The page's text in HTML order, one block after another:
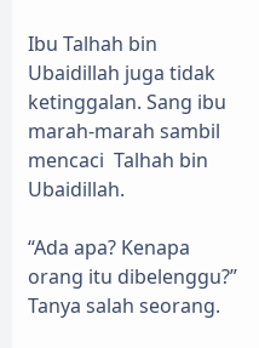
Ibu Talhah bin
Ubaidillah juga tidak
ketinggalan. Sang ibu
marah-marah sambil
mencaci Talhah bin
Ubaidillah.
“Ada apa? Kenapa
orang itu dibelenggu?”
Tanya salah seorang.